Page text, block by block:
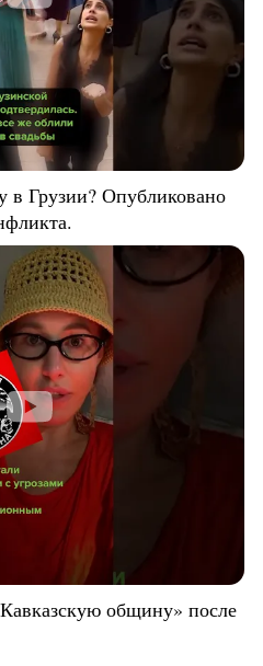
в Грузии? Опубликовано
общину» после